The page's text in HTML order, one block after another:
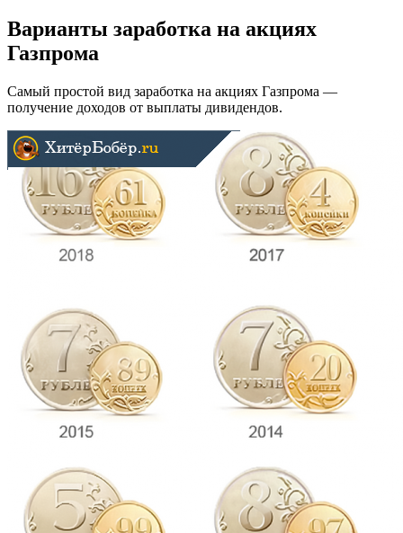
Варианты заработка на акциях
Газпрома
Самый простой вид заработка на акциях Газпрома —
получение доходов от выплаты дивидендов.